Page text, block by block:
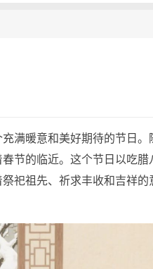
满暖意和美好期待的节日。
节的临近。这个节日以吃腊
祀祖先、祈求丰收和吉祥的